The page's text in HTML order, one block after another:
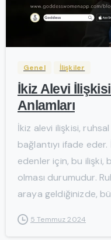
Genel İlişkiler
İkiz Alevi
Anlamları
İkiz alevi ilişkisi,
bağlantıyı ifade
edenler için, bu ilişki,
olması durumudur.
araya geldiğinizde,
5 Temmuz 2024